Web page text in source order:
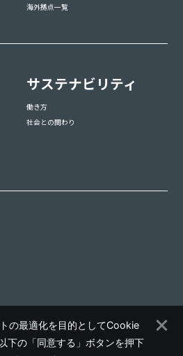
海外拠点一覧
サステナビリティ
働き方
社会との関わり
の最適化を目的としてCookie
下の「同意する」ボタンを押下